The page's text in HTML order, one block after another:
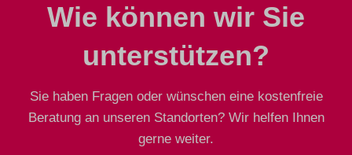
Wie können wir Sie
unterstützen?
Sie haben Fragen oder wünschen eine kostenfreie
Beratung an unseren Standorten? Wir helfen Ihnen
gerne weiter.